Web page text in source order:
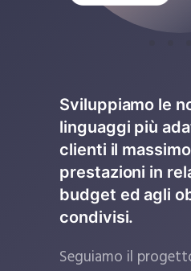
Sviluppiamo le
linguaggi più
clienti il
prestazioni in
budget ed agli
condivisi.
Seguiamo il